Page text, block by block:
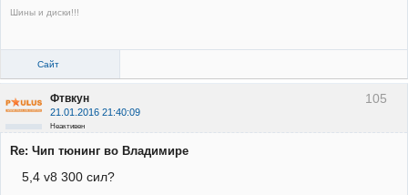
Шины и диски!!!
Сайт
105
Фтвкун
21.01.2016 21:40:09
Неактивен
Re: Чип тюнинг во Владимире
5,4 v8 300 сил?